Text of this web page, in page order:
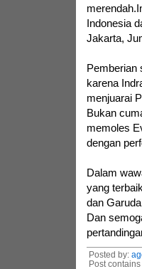
Indonesia
Jakarta,
Pemberian
karena
menjuarai
Bukan
memoles
dengan
Dalam
yang
dan
Dan
Posted by:
Post